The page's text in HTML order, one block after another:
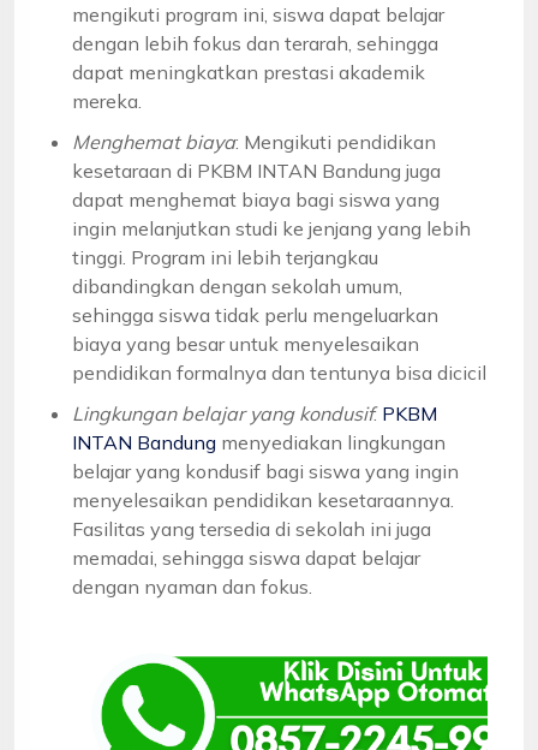
mengikuti program ini, siswa dapat belajar
dengan lebih fokus dan terarah, sehingga
dapat meningkatkan prestasi akademik
mereka.
Menghemat biaya: Mengikuti pendidikan
kesetaraan di PKBM INTAN Bandung juga
dapat menghemat biaya bagi siswa yang
ingin melanjutkan studi ke jenjang yang lebih
tinggi. Program ini lebih terjangkau
dibandingkan dengan sekolah umum,
sehingga siswa tidak perlu mengeluarkan
biaya yang besar untuk menyelesaikan
pendidikan formalnya dan tentunya bisa dicicil
Lingkungan belajar yang kondusif: PKBM
INTAN Bandung menyediakan lingkungan
belajar yang kondusif bagi siswa yang ingin
menyelesaikan pendidikan kesetaraannya.
Fasilitas yang tersedia di sekolah ini juga
memadai, sehingga siswa dapat belajar
dengan nyaman dan fokus.